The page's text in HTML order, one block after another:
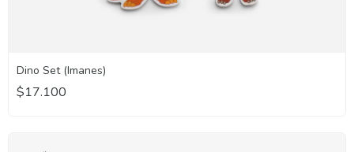
Dino Set (Imanes)
$17.100